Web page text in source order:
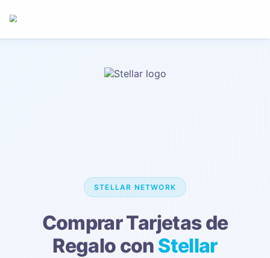
STELLAR NETWORK
Comprar Tarjetas de
Regalo con Stellar